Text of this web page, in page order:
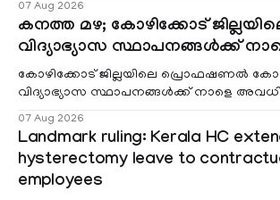
07 Aug 2026
കനത്ത മഴ; കോഴിക്കോട്
വിദ്യാഭ്യാസ സ്ഥാപനങ്ങൾക്ക്
കോഴിക്കോട് ജില്ലയിലെ പ്രൊഫഷണൽ
വിദ്യാഭ്യാസ സ്ഥാപനങ്ങൾക്ക് നാളെ അവധി.
07 Aug 2026
Landmark ruling: Kerala HC
hysterectomy leave to
employees